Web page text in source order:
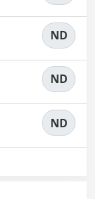
ND
ND
ND